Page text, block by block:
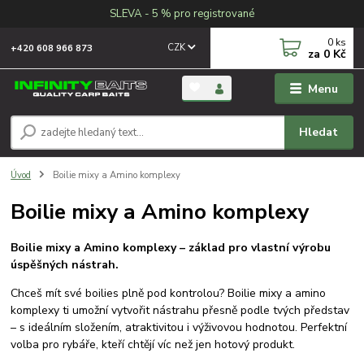
SLEVA - 5 % pro registrované
Menu
CZK
Hledat
+420 608 966 873 0 ks
za 0 Kč
Úvod Boilie mixy a Amino komplexy
Boilie mixy a Amino komplexy
Boilie mixy a Amino komplexy – základ pro vlastní výrobu
úspěšných nástrah.
Chceš mít své boilies plně pod kontrolou? Boilie mixy a amino
komplexy ti umožní vytvořit nástrahu přesně podle tvých představ
– s ideálním složením, atraktivitou i výživovou hodnotou. Perfektní
volba pro rybáře, kteří chtějí víc než jen hotový produkt.